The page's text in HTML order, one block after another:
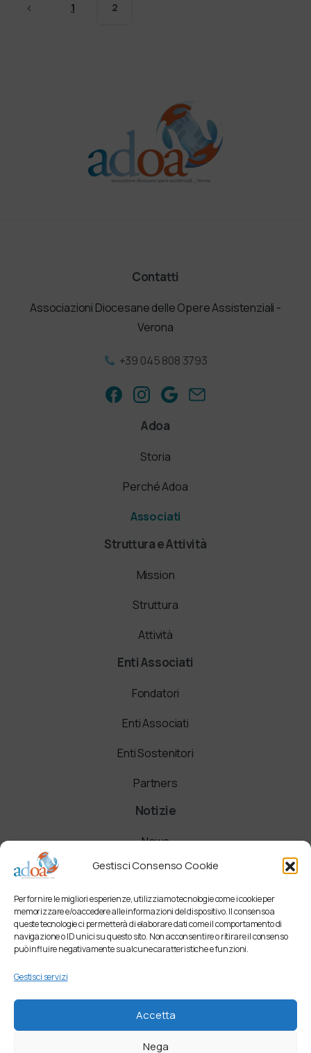
Gestisci Consenso Cookie
Per fornire le migliori esperienze, utilizziamo tecnologie come i cookie per
memorizzare e/o accedere alle informazioni del dispositivo. Il consenso a
queste tecnologie ci permetterà di elaborare dati come il comportamento di
navigazione o ID unici su questo sito. Non acconsentire o ritirare il consenso
può influire negativamente su alcune caratteristiche e funzioni.
Gestisci servizi
Accetta
Nega
1 2
Contatti
Associazioni Diocesane delle Opere Assistenziali -
Verona
+39 045 808 3793
Adoa
Storia
Perché Adoa
Associati
Struttura e Attività
Mission
Struttura
Attività
Enti Associati
Fondatori
Enti Associati
Enti Sostenitori
Partners
Notizie
News
Comunicati
Newsletter